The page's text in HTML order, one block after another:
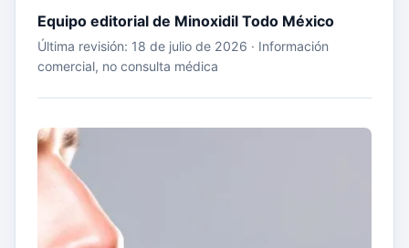
Equipo editorial de Minoxidil Todo México
Última revisión: 18 de julio de 2026 · Información
comercial, no consulta médica